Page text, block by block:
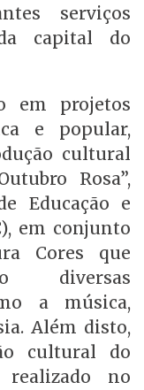
serviços
capital do
em projetos
e popular,
cultural
Rosa”,
Educação e
em conjunto
Cores que
diversas
a música,
Além disto,
cultural do
no